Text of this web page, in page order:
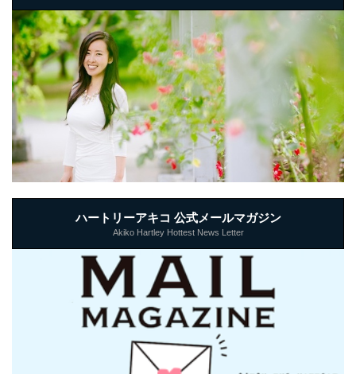
ハートリーアキコ 公式メールマガジン
Akiko Hartley Hottest News Letter